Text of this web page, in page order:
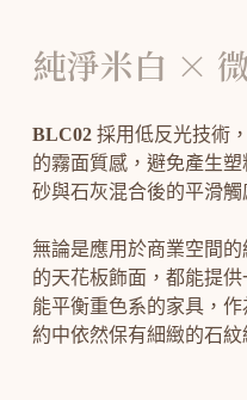
純淨米白 ×
BLC02採用低反光技術
的霧面質感，避免產生
砂與石灰混合後的平滑觸
無論是應用於商業空間
的天花板飾面，都能提
能平衡重色系的家具，
約中依然保有細緻的石紋